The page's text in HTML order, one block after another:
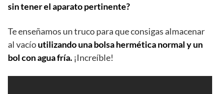
sin tener el aparato pertinente?
Te enseñamos un truco para que consigas almacenar
al vacíoutilizando una bolsa hermética normal y un
bol con agua fría. ¡Increíble!